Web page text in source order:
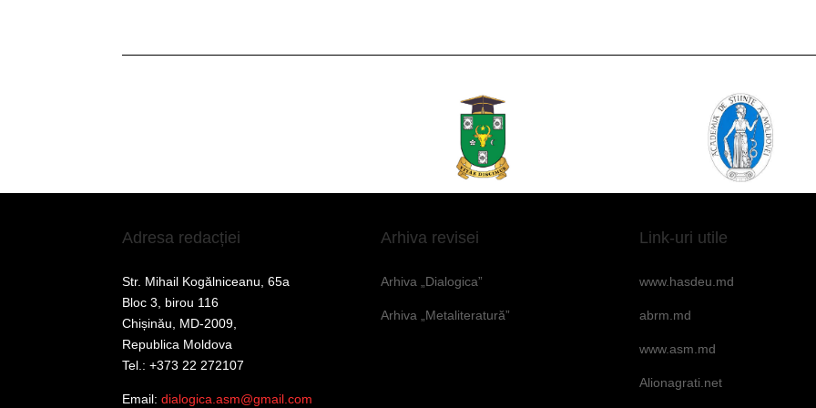
Adresa redacției Arhiva revisei Link-uri utile
Str. Mihail Kogălniceanu, 65a
Bloc 3, birou 116
Chișinău, MD-2009,
Republica Moldova
Tel.: +373 22 272107
Email:dialogica.asm@gmail.com
Arhiva „Dialogica”
Arhiva „Metaliteratură”
www.hasdeu.md
abrm.md
www.asm.md
Alionagrati.net